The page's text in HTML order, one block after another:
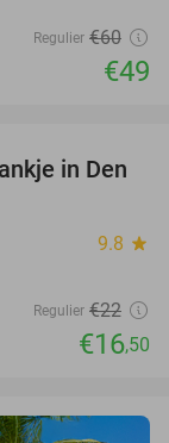
Regulier €60
€49
25%
in Den
9.8 star
Regulier €22
€16,50